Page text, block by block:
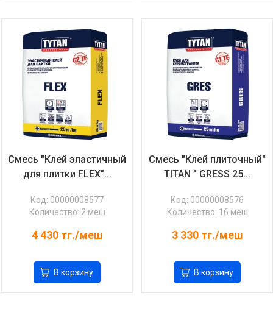
Смесь "Клей эластичный
для плитки FLEX"...
Код: 00000008577
Количество: 2 меш
4 430тг./меш
В корзину
Смесь "Клей плиточный"
TITAN " GRESS 25...
Код: 00000008576
Количество: 16 меш
3 330тг./меш
В корзину